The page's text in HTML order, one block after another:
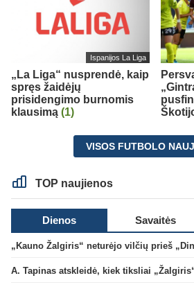
Ispanijos La Liga
„La Liga“ nusprendė, kaip
spręs žaidėjų
prisidengimo burnomis
klausimą (1)
VISOS FUTBOLO
TOP naujienos
Dienos Savaitės
„Kauno Žalgiris“ neturėjo vilčių prieš